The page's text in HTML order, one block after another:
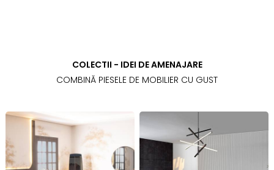
COLECTII - IDEI DE AMENAJARE
COMBINĂ PIESELE DE MOBILIER CU GUST